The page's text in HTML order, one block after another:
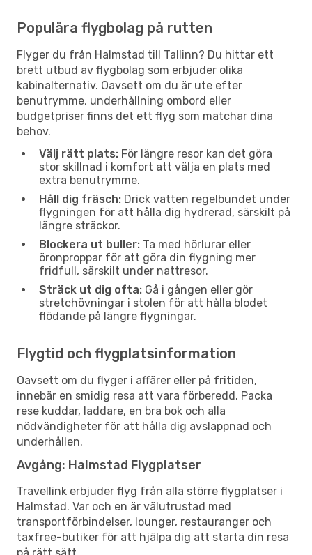
Populära flygbolag på rutten
Flyger du från Halmstad till Tallinn? Du hittar ett
brett utbud av flygbolag som erbjuder olika
kabinalternativ. Oavsett om du är ute efter
benutrymme, underhållning ombord eller
budgetpriser finns det ett flyg som matchar dina
behov.
Välj rätt plats: För längre resor kan det göra
stor skillnad i komfort att välja en plats med
extra benutrymme.
Håll dig fräsch: Drick vatten regelbundet under
flygningen för att hålla dig hydrerad, särskilt på
längre sträckor.
Blockera ut buller: Ta med hörlurar eller
öronproppar för att göra din flygning mer
fridfull, särskilt under nattresor.
Sträck ut dig ofta: Gå i gången eller gör
stretchövningar i stolen för att hålla blodet
flödande på längre flygningar.
Flygtid och flygplatsinformation
Oavsett om du flyger i affärer eller på fritiden,
innebär en smidig resa att vara förberedd. Packa
rese kuddar, laddare, en bra bok och alla
nödvändigheter för att hålla dig avslappnad och
underhållen.
Avgång: Halmstad Flygplatser
Travellink erbjuder flyg från alla större flygplatser i
Halmstad. Var och en är välutrustad med
transportförbindelser, lounger, restauranger och
taxfree-butiker för att hjälpa dig att starta din resa